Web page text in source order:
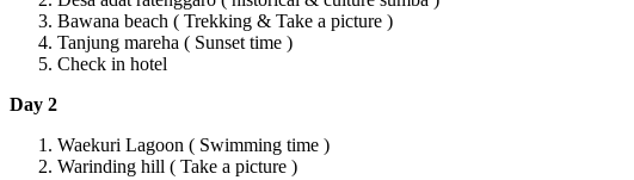
Bawana beach ( Trekking & Take a picture )
Tanjung mareha ( Sunset time )
Check in hotel
Day 2
Waekuri Lagoon ( Swimming time )
Warinding hill ( Take a picture )